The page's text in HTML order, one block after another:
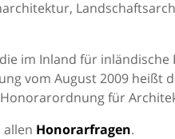
im Inland für
vom August 2009
für
Honorarfragen.